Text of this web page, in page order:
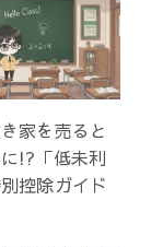
家を売ると
!?「低未利
控除ガイド